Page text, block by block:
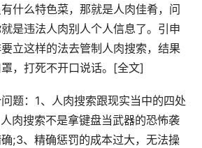
什么特色菜，那就是人肉佳肴，问
是违法人肉别人个人信息了。引申
立这样的法去管制人肉搜索，结果
，打死不开口说话。[全文]
：1、人肉搜索跟现实当中的四处
肉搜索不是拿键盘当武器的恐怖袭
;3、精确惩罚的成本过大，无法操